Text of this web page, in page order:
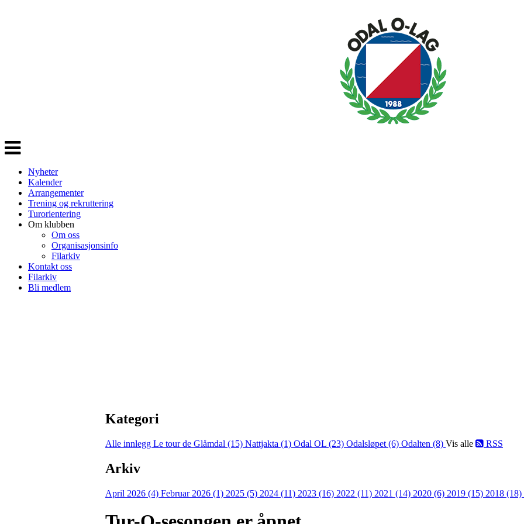
Veksle
navigasjon
Nyheter
Kalender
Arrangementer
Trening og rekruttering
Turorientering
Om klubben
Om oss
Organisasjonsinfo
Filarkiv
Kontakt oss
Filarkiv
Bli medlem
Kategori
Alle innlegg Le tour de Glåmdal (15) Nattjakta (1) Odal OL (23) Odalsløpet (6) Odalten (8) Vis alle RSS
Arkiv
April 2026 (4) Februar 2026 (1) 2025 (5) 2024 (11) 2023 (16) 2022 (11) 2021 (14) 2020 (6) 2019 (15) 2018 (18)